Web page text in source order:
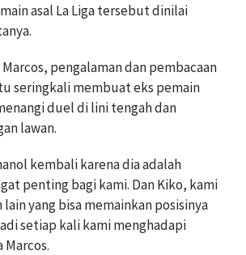
asal La Liga tersebut dinilai
pengalaman dan pembacaan
seringkali membuat eks pemain
duel di lini tengah dan
lawan.
kembali karena dia adalah
penting bagi kami. Dan Kiko, kami
yang bisa memainkan posisinya
setiap kali kami menghadapi